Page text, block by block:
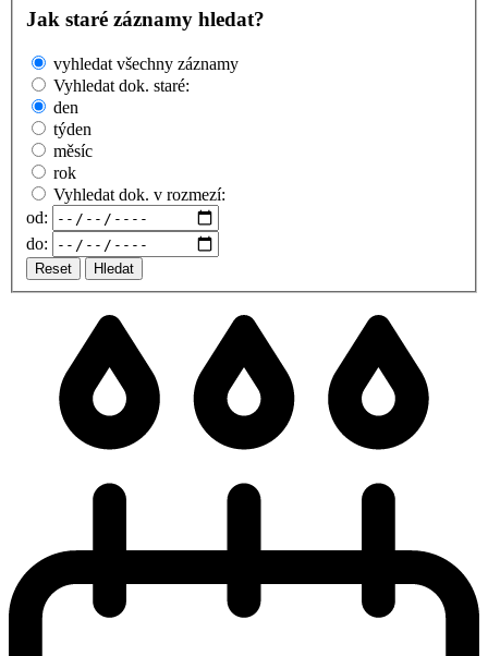
Jak staré záznamy hledat?
vyhledat všechny záznamy
Vyhledat dok. staré:
den
týden
měsíc
rok
Vyhledat dok. v rozmezí:
od:
do:
Reset Hledat